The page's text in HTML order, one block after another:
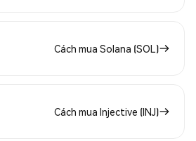
Cách mua Solana (SOL)
Cách mua Injective (INJ)